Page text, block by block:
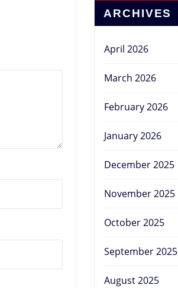
ARCHIVES
April 2026
March 2026
February 2026
January 2026
December 2025
November 2025
October 2025
September 2025
August 2025